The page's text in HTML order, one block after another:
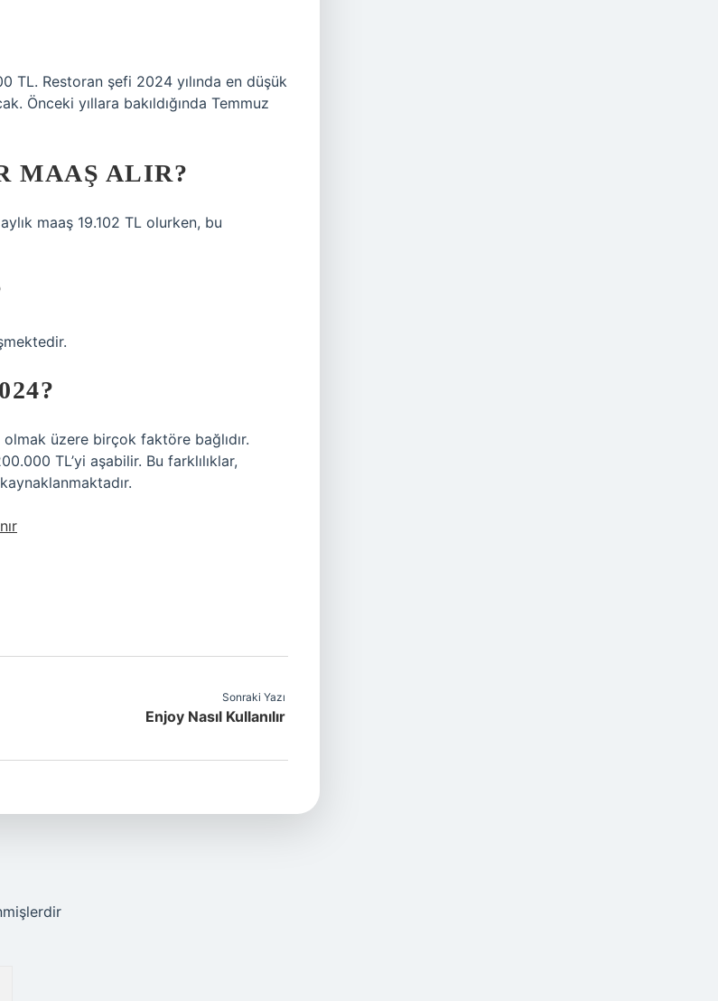
TL. Restoran şefi 2024 yılında en düşük
Önceki yıllara bakıldığında Temmuz
MAAŞ ALIR?
maaş 19.102 TL olurken, bu
üzere birçok faktöre bağlıdır.
TL’yi aşabilir. Bu farklılıklar,
Sonraki Yazı
Enjoy Nasıl Kullanılır